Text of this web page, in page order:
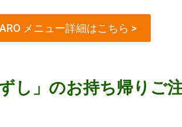
メニュー詳細はこちら >
し」のお持ち帰りご